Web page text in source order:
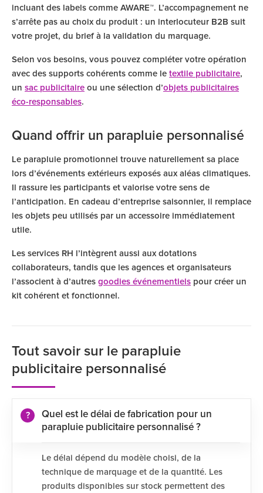
incluant des labels comme AWARE™. L’accompagnement ne
s’arrête pas au choix du produit : un interlocuteur B2B suit
votre projet, du brief à la validation du marquage.
Selon vos besoins, vous pouvez compléter votre opération
avec des supports cohérents comme le textile publicitaire,
un sac publicitaire ou une sélection d’objets publicitaires
éco-responsables.
Quand offrir un parapluie personnalisé
Le parapluie promotionnel trouve naturellement sa place
lors d’événements extérieurs exposés aux aléas climatiques.
Il rassure les participants et valorise votre sens de
l’anticipation. En cadeau d’entreprise saisonnier, il remplace
les objets peu utilisés par un accessoire immédiatement
utile.
Les services RH l’intègrent aussi aux dotations
collaborateurs, tandis que les agences et organisateurs
l’associent à d’autres goodies événementiels pour créer un
kit cohérent et fonctionnel.
Tout savoir sur le parapluie
publicitaire personnalisé
Quel est le délai de fabrication pour un
parapluie publicitaire personnalisé ?
Le délai dépend du modèle choisi, de la
technique de marquage et de la quantité. Les
produits disponibles sur stock permettent des